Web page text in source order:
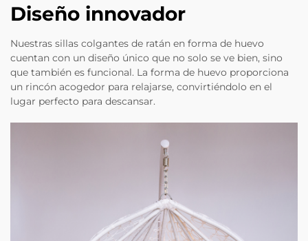
Diseño innovador
Nuestras sillas colgantes de ratán en forma de huevo
cuentan con un diseño único que no solo se ve bien, sino
que también es funcional. La forma de huevo proporciona
un rincón acogedor para relajarse, convirtiéndolo en el
lugar perfecto para descansar.